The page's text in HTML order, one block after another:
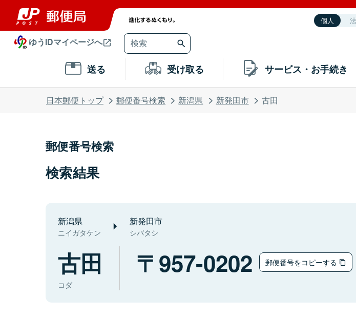
個人
ゆうIDマイページへ
送る 受け取る サービス・お手続き
日本郵便トップ 郵便番号検索 新潟県 新発田市 古田
郵便番号検索
検索結果
新潟県
ニイガタケン
新発田市
シバタシ
古田
コダ
957-0202 郵便番号をコピーする